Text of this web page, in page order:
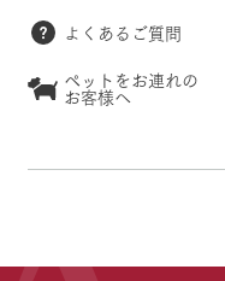
よくあるご質問
ペットをお連れの
お客様へ